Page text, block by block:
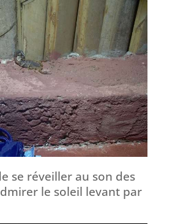
se réveiller au son des
le soleil levant par